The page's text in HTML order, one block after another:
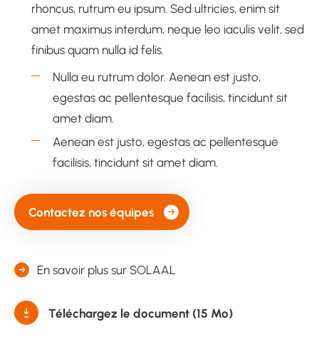
rhoncus, rutrum eu ipsum. Sed ultricies, enim sit
amet maximus interdum, neque leo iaculis velit, sed
finibus quam nulla id felis.
Nulla eu rutrum dolor. Aenean est justo,
egestas ac pellentesque facilisis, tincidunt sit
amet diam.
Aenean est justo, egestas ac pellentesque
facilisis, tincidunt sit amet diam.
Contactez nos équipes
En savoir plus sur SOLAAL
Téléchargez le document (15 Mo)